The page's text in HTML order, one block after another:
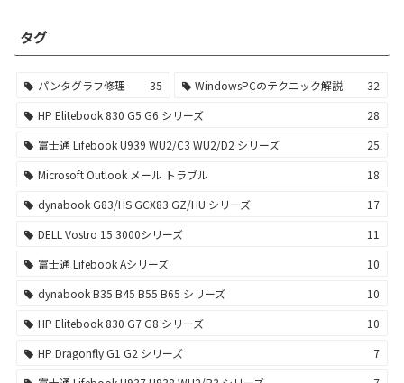
タグ
パンタグラフ修理 35 WindowsPCのテクニック解説
32
HP Elitebook 830 G5 G6 シリーズ
28
富士通 Lifebook U939 WU2/C3 WU2/D2 シリーズ
25
Microsoft Outlook メール トラブル
18
dynabook G83/HS GCX83 GZ/HU シリーズ
17
DELL Vostro 15 3000シリーズ
11
富士通 Lifebook Aシリーズ
10
dynabook B35 B45 B55 B65 シリーズ
10
HP Elitebook 830 G7 G8 シリーズ
10
HP Dragonfly G1 G2 シリーズ
7